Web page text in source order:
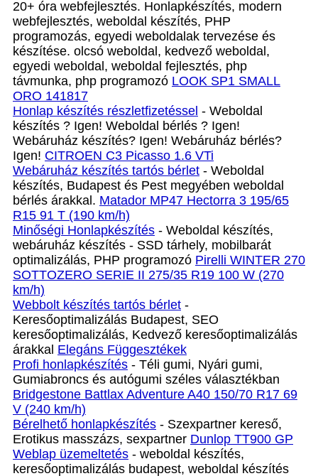
20+ óra webfejlesztés. Honlapkészítés, modern
webfejlesztés, weboldal készítés, PHP
programozás, egyedi weboldalak tervezése és
készítése. olcsó weboldal, kedvező weboldal,
egyedi weboldal, weboldal fejlesztés, php
távmunka, php programozó LOOK SP1 SMALL
ORO 141817
Honlap készítés részletfizetéssel - Weboldal
készítés ? Igen! Weboldal bérlés ? Igen!
Webáruház készítés? Igen! Webáruház bérlés?
Igen! CITROEN C3 Picasso 1.6 VTi
Webáruház készítés tartós bérlet - Weboldal
készítés, Budapest és Pest megyében weboldal
bérlés árakkal. Matador MP47 Hectorra 3 195/65
R15 91 T (190 km/h)
Minőségi Honlapkészítés - Weboldal készítés,
webáruház készítés - SSD tárhely, mobilbarát
optimalizálás, PHP programozó Pirelli WINTER 270
SOTTOZERO SERIE II 275/35 R19 100 W (270
km/h)
Webbolt készítés tartós bérlet -
Keresőoptimalizálás Budapest, SEO
keresőoptimalizálás, Kedvező keresőoptimalizálás
árakkal Elegáns Függesztékek
Profi honlapkészítés - Téli gumi, Nyári gumi,
Gumiabroncs és autógumi széles választékban
Bridgestone Battlax Adventure A40 150/70 R17 69
V (240 km/h)
Bérelhető honlapkészítés - Szexpartner kereső,
Erotikus masszázs, sexpartner Dunlop TT900 GP
Weblap üzemeltetés - weboldal készítés,
keresőoptimalizálás budapest, weboldal készítés